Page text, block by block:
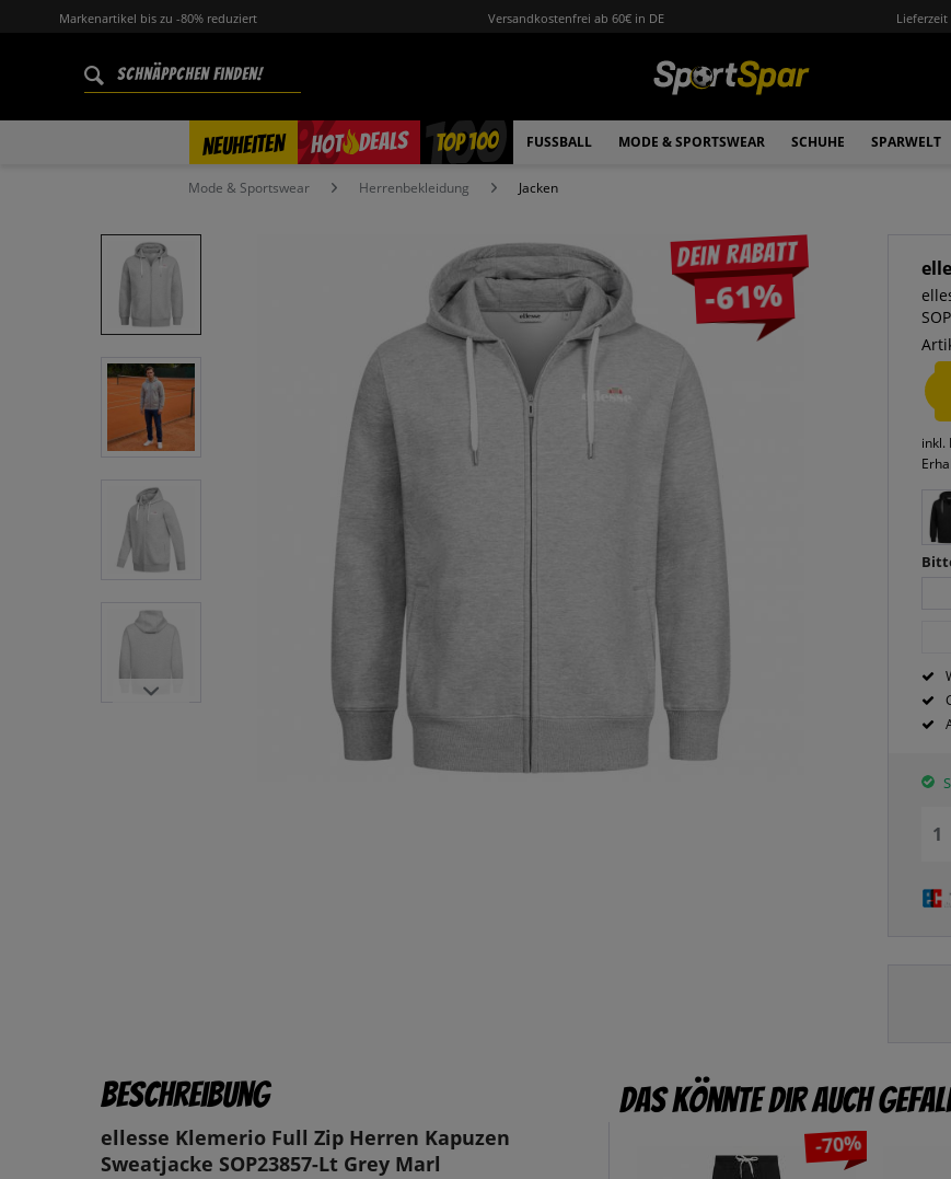
Markenartikel bis zu -80% reduziert Versandkostenfrei ab 60€ in DE Lieferzeit
NEUHEITEN HOT DEALS
% TOP 100 FUSSBALL MODE & SPORTSWEAR SCHUHE SPARWELT
Mode & Sportswear Herrenbekleidung Jacken
Dein Rabatt
-61%
inkl.
Beschreibung
ellesse Klemerio Full Zip Herren Kapuzen
Sweatjacke SOP23857-Lt Grey Marl
Das könnte dir auch
-70%